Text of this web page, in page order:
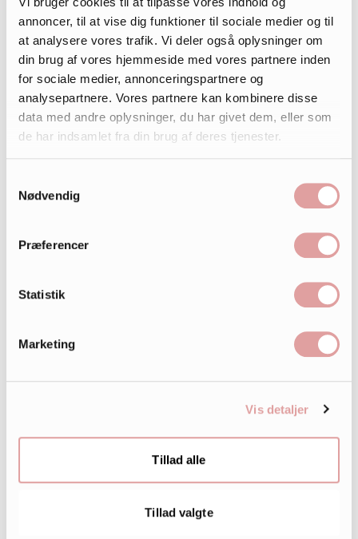
annoncer, til at vise dig funktioner til sociale medier og til
at analysere vores trafik. Vi deler også oplysninger om
din brug af vores hjemmeside med vores partnere inden
for sociale medier, annonceringspartnere og
analysepartnere. Vores partnere kan kombinere disse
data med andre oplysninger, du har givet dem, eller som
de har indsamlet fra din brug af deres tjenester.
Nødvendig
Præferencer
Statistik
Marketing
Vis detaljer
Tillad alle
Tillad valgte